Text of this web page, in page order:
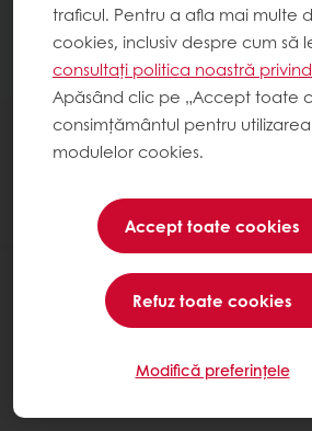
traficul. Pentru a afla mai multe
cookies, inclusiv despre cum să
consultați politica noastră
Apăsând clic pe „Accept toate
consimțământul pentru
modulelor cookies.
Accept toate cookies
Refuz toate cookies
Modifică preferințele